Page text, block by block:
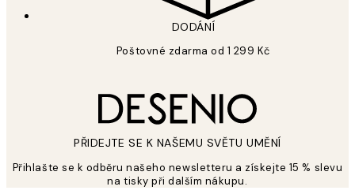
DODÁNÍ
Poštovné zdarma od 1 299 Kč
PŘIDEJTE SE K NAŠEMU SVĚTU UMĚNÍ
Přihlašte se k odběru našeho newsletteru a získejte 15 % slevu
na tisky při dalším nákupu.